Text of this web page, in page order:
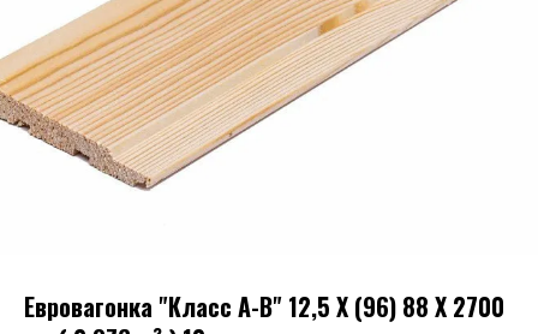
Евровагонка "Класс А-В" 12,5 Х (96) 88 Х 2700